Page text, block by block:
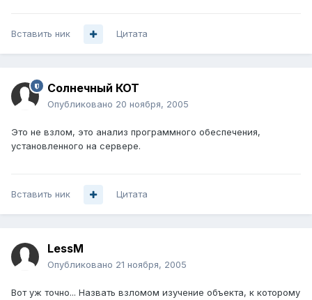
Вставить ник Цитата
Солнечный КОТ
Опубликовано 20 ноября, 2005
Это не взлом, это анализ программного обеспечения,
установленного на сервере.
Вставить ник Цитата
LessM
Опубликовано 21 ноября, 2005
Вот уж точно... Назвать взломом изучение объекта, к которому